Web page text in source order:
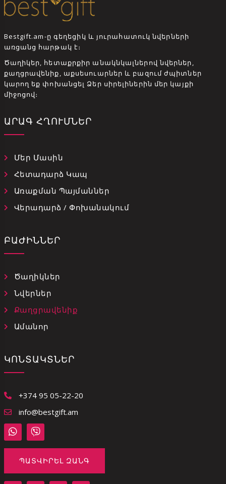
Bestgift.am-ը գեղեցիկ և յուրահատուկ նվերների
առցանց հարթակ է։
Ծաղիկեր, հետաքրքիր անակնկալներով նվերներ,
քաղցրավենիք, աքսեսուարներ և բազում ժպիտներ
կարող եք փոխանցել Ձեր սիրելիներին մեր կայքի
միջոցով։
ԱՐԱԳ ՀՂՈՒՄՆԵՐ
Մեր Մասին
Հետադարձ Կապ
Առաքման Պայմաններ
Վերադարձ / Փոխանակում
ԲԱԺԻՆՆԵՐ
Ծաղիկներ
Նվերներ
Քաղցրավենիք
Ամանոր
ԿՈՆՏԱԿՏՆԵՐ
+374 95 05-22-20
info@bestgift.am
ՊԱՏՎԻՐԵԼ ԶԱՆԳ